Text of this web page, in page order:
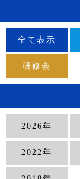
全て表示
研修会
2026年
2022年